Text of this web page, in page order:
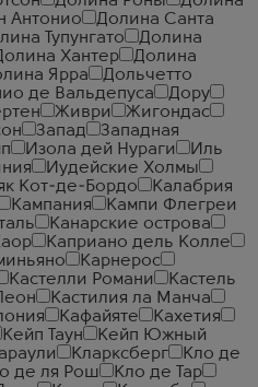
Антонио
Долина Санта
Тупунгато
Долина
Хантер
Долина
Ярра
Дольчетто
де Вальдепуса
Дору
Живри
Жигондас
Запад
Западная
Изола дей Нураги
Иль
Иудейские Холмы
Кот-де-Бордо
Калабрия
Кампания
Кампи Флегреи
Канарские острова
Каприано дель Колле
Карнерос
Кастелли Романи
Кастель
Кастилия ла Манча
Кафайяте
Кахетия
Кейп Таун
Кейп Южный
Кларксберг
Кло де
де ля Рош
Кло де Тар